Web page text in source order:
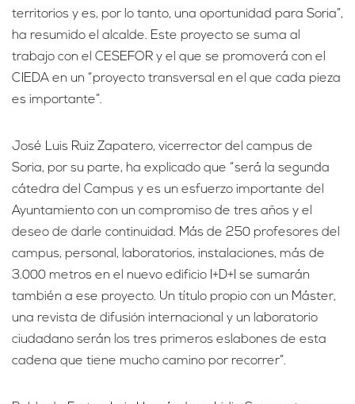
territorios y es, por lo tanto, una oportunidad para Soria”,
ha resumido el alcalde. Este proyecto se suma al
trabajo con el CESEFOR y el que se promoverá con el
CIEDA en un “proyecto transversal en el que cada pieza
es importante”.
José Luis Ruiz Zapatero, vicerrector del campus de
Soria, por su parte, ha explicado que “será la segunda
cátedra del Campus y es un esfuerzo importante del
Ayuntamiento con un compromiso de tres años y el
deseo de darle continuidad. Más de 250 profesores del
campus, personal, laboratorios, instalaciones, más de
3.000 metros en el nuevo edificio I+D+I se sumarán
también a ese proyecto. Un título propio con un Máster,
una revista de difusión internacional y un laboratorio
ciudadano serán los tres primeros eslabones de esta
cadena que tiene mucho camino por recorrer”.